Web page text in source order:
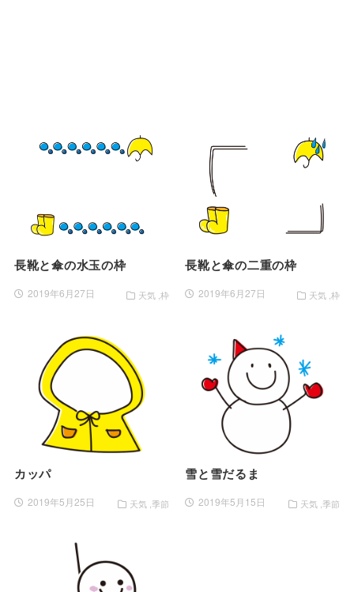
長靴と傘の水玉の枠
2019年6月27日 天気 枠
長靴と傘の二重の枠
2019年6月27日 天気 枠
カッパ
2019年5月25日 天気 季節
雪と雪だるま
2019年5月15日 天気 季節